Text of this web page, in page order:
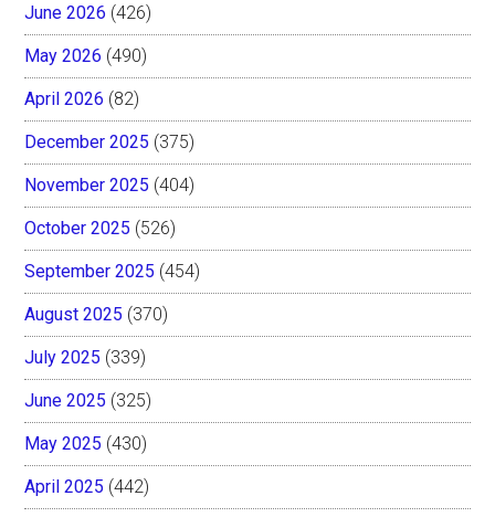
June 2026 (426)
May 2026 (490)
April 2026 (82)
December 2025 (375)
November 2025 (404)
October 2025 (526)
September 2025 (454)
August 2025 (370)
July 2025 (339)
June 2025 (325)
May 2025 (430)
April 2025 (442)